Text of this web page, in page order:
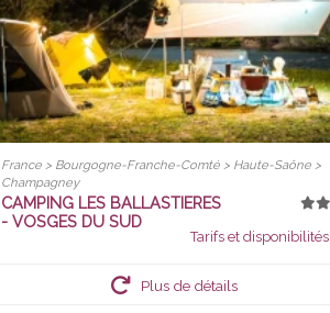
France > Bourgogne-Franche-Comté > Haute-Saône >
Champagney
CAMPING LES BALLASTIERES
- VOSGES DU SUD
Tarifs et disponibilités
Plus de détails